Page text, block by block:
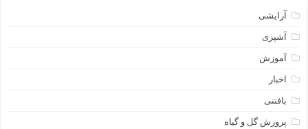
آرایشی
آشپزی
آموزش
اخبار
بافتنی
پرورش گل و گیاه